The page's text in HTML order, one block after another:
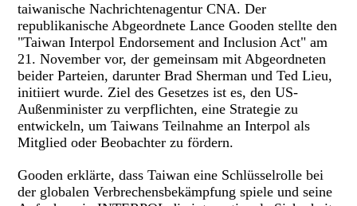
taiwanische Nachrichtenagentur CNA. Der
republikanische Abgeordnete Lance Gooden stellte den
"Taiwan Interpol Endorsement and Inclusion Act" am
21. November vor, der gemeinsam mit Abgeordneten
beider Parteien, darunter Brad Sherman und Ted Lieu,
initiiert wurde. Ziel des Gesetzes ist es, den US-
Außenminister zu verpflichten, eine Strategie zu
entwickeln, um Taiwans Teilnahme an Interpol als
Mitglied oder Beobachter zu fördern.
Gooden erklärte, dass Taiwan eine Schlüsselrolle bei
der globalen Verbrechensbekämpfung spiele und seine